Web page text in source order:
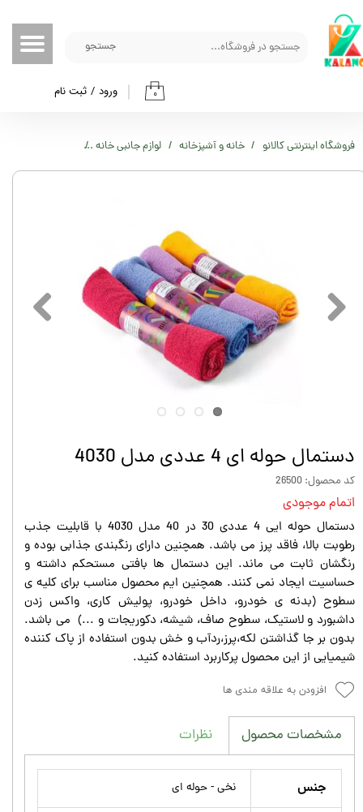
جستجو
۰ ورود / ثبت نام
حساب کاربری من
تغییر گذر واژه
خروج از حساب کاربری
فروشگاه اینترنتی کالانو خانه و آشپزخانه لوازم جانبی خانه
دستمال حوله ای 4 عددی مدل 4030
کد محصول: 26500
اتمام موجودی
دستمال حوله ایی 4 عددی 30 در 40 مدل 4030 با قابلیت جذب
رطوبت بالا، فاقد پرز می باشد. همچنین دارای رنگبندی جذابی بوده و
رنگشان ثابت می ماند. این دستمال ها بافتی مستحکم داشته و
حساسیت ایجاد نمی کنند. همچنین ایم محصول مناسب برای کلیه ی
سطوح (بدنه ی خودرو، داخل خودرو، پولیش کاری، واکس زدن
داشبورد و لاستیک، سطوح صاف، شیشه، دکوریجات و ...) می باشد.
بدون بر جا گذاشتن لکه،پرز،ردآب و خش بدون استفاده از پاک کننده
شیمیایی از این محصول پرکاربرد استفاده کنید.
افزودن به علاقه مندی ها
مشخصات محصول نظرات
جنس نخی - حوله ای